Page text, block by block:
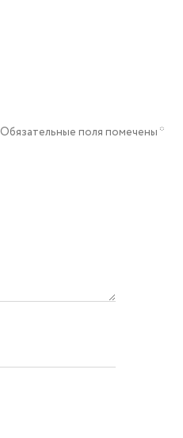
Обязательные поля помечены *